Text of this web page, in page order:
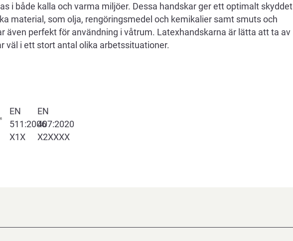
i både kalla och varma miljöer. Dessa handskar ger ett optimalt skyddet
material, som olja, rengöringsmedel och kemikalier samt smuts och
även perfekt för användning i våtrum. Latexhandskarna är lätta att ta av
väl i ett stort antal olika arbetssituationer.
EN
511:2006
X1X
EN
407:2020
X2XXXX